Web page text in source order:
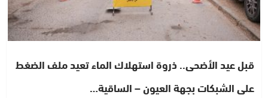
قبل عيد الأضحى.. ذروة استهلاك الماء تعيد ملف الضغط
على الشبكات بجهة العيون – الساقية…